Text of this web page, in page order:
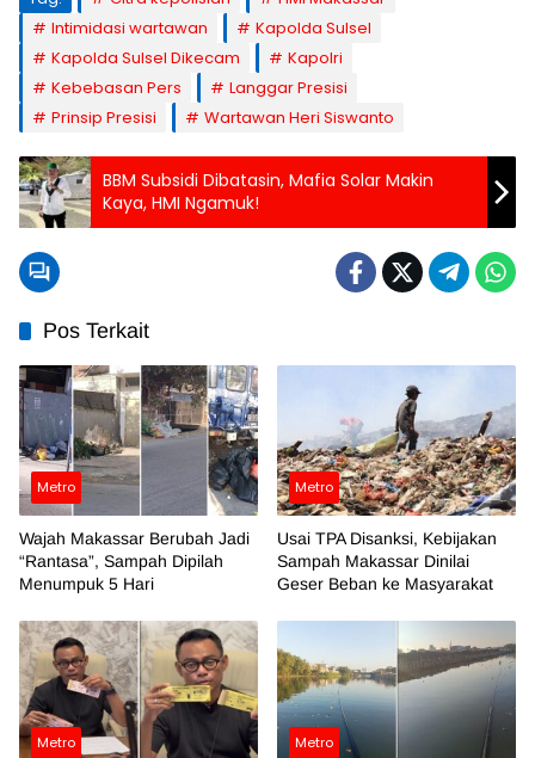
Intimidasi wartawan
Kapolda Sulsel
Kapolda Sulsel Dikecam
Kapolri
Kebebasan Pers
Langgar Presisi
Prinsip Presisi
Wartawan Heri Siswanto
BBM Subsidi Dibatasin, Mafia Solar Makin
Kaya, HMI Ngamuk!
Pos Terkait
Metro
Wajah Makassar Berubah Jadi
“Rantasa”, Sampah Dipilah
Menumpuk 5 Hari
Metro
Usai TPA Disanksi, Kebijakan
Sampah Makassar Dinilai
Geser Beban ke Masyarakat
Metro Metro